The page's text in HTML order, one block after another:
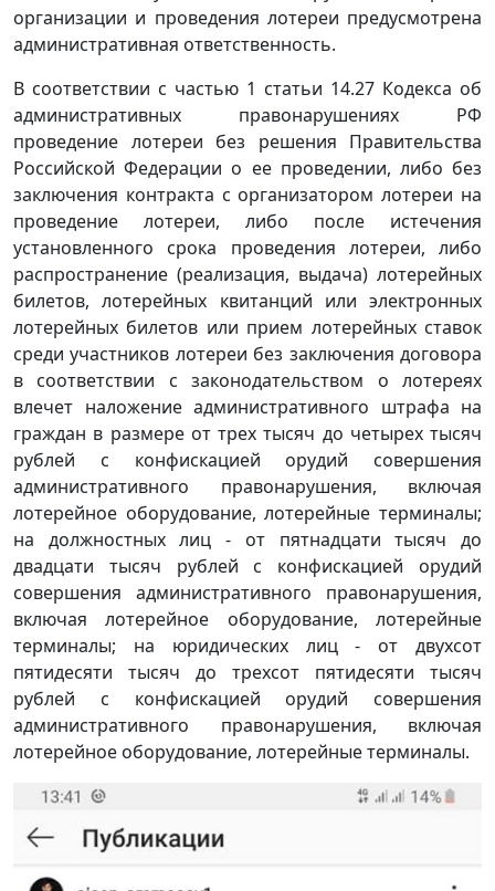
организации и проведения лотереи предусмотрена
административная ответственность.
В соответствии с частью 1 статьи 14.27 Кодекса об
административных правонарушениях РФ
проведение лотереи без решения Правительства
Российской Федерации о ее проведении, либо без
заключения контракта с организатором лотереи на
проведение лотереи, либо после истечения
установленного срока проведения лотереи, либо
распространение (реализация, выдача) лотерейных
билетов, лотерейных квитанций или электронных
лотерейных билетов или прием лотерейных ставок
среди участников лотереи без заключения договора
в соответствии с законодательством о лотереях
влечет наложение административного штрафа на
граждан в размере от трех тысяч до четырех тысяч
рублей с конфискацией орудий совершения
административного правонарушения, включая
лотерейное оборудование, лотерейные терминалы;
на должностных лиц - от пятнадцати тысяч до
двадцати тысяч рублей с конфискацией орудий
совершения административного правонарушения,
включая лотерейное оборудование, лотерейные
терминалы; на юридических лиц - от двухсот
пятидесяти тысяч до трехсот пятидесяти тысяч
рублей с конфискацией орудий совершения
административного правонарушения, включая
лотерейное оборудование, лотерейные терминалы.